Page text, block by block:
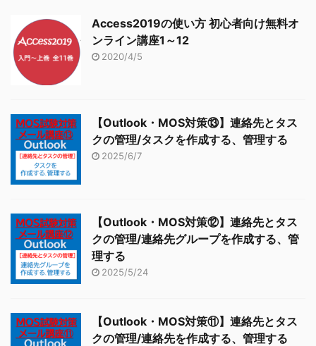
Access2019の使い方 初心者向け無料オ
ンライン講座1～12
2020/4/5
【Outlook・MOS対策⑬】連絡先とタス
クの管理/タスクを作成する、管理する
2025/6/7
【Outlook・MOS対策⑫】連絡先とタス
クの管理/連絡先グループを作成する、管
理する
2025/5/24
【Outlook・MOS対策⑪】連絡先とタス
クの管理/連絡先を作成する、管理する